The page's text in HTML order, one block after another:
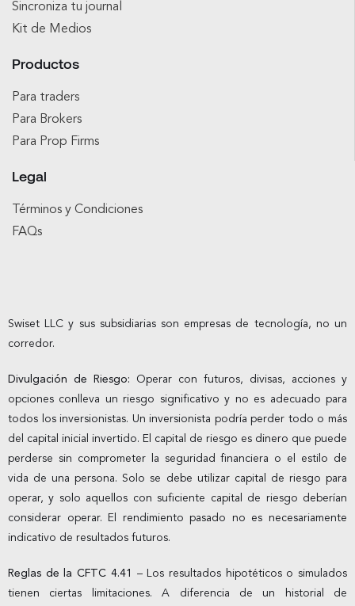
Sincroniza tu journal
Kit de Medios
Productos
Para traders
Para Brokers
Para Prop Firms
Legal
Términos y Condiciones
FAQs
Swiset LLC y sus subsidiarias son empresas de tecnología, no un
corredor.
Divulgación de Riesgo: Operar con futuros, divisas, acciones y
opciones conlleva un riesgo significativo y no es adecuado para
todos los inversionistas. Un inversionista podría perder todo o más
del capital inicial invertido. El capital de riesgo es dinero que puede
perderse sin comprometer la seguridad financiera o el estilo de
vida de una persona. Solo se debe utilizar capital de riesgo para
operar, y solo aquellos con suficiente capital de riesgo deberían
considerar operar. El rendimiento pasado no es necesariamente
indicativo de resultados futuros.
Reglas de la CFTC 4.41
– Los resultados hipotéticos o simulados
tienen ciertas limitaciones. A diferencia de un historial de